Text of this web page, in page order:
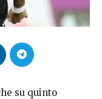
su quinto